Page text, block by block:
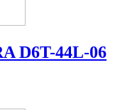
D6T-44L-06